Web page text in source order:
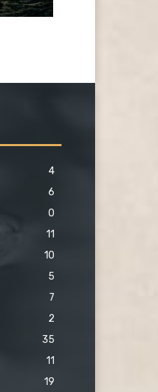
4
6
0
11
10
5
7
2
35
11
19